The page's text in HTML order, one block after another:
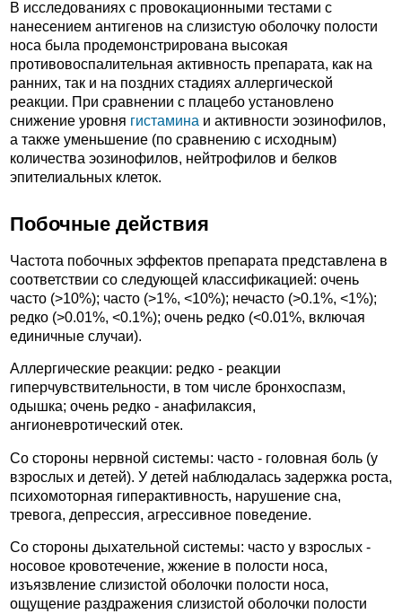
В исследованиях с провокационными тестами с
нанесением антигенов на слизистую оболочку полости
носа была продемонстрирована высокая
противовоспалительная активность препарата, как на
ранних, так и на поздних стадиях аллергической
реакции. При сравнении с плацебо установлено
снижение уровня гистамина и активности эозинофилов,
а также уменьшение (по сравнению с исходным)
количества эозинофилов, нейтрофилов и белков
эпителиальных клеток.
Побочные действия
Частота побочных эффектов препарата представлена в
соответствии со следующей классификацией: очень
часто (>10%); часто (>1%, <10%); нечасто (>0.1%, <1%);
редко (>0.01%, <0.1%); очень редко (<0.01%, включая
единичные случаи).
Аллергические реакции: редко - реакции
гиперчувствительности, в том числе бронхоспазм,
одышка; очень редко - анафилаксия,
ангионевротический отек.
Со стороны нервной системы: часто - головная боль (у
взрослых и детей). У детей наблюдалась задержка роста,
психомоторная гиперактивность, нарушение сна,
тревога, депрессия, агрессивное поведение.
Со стороны дыхательной системы: часто у взрослых -
носовое кровотечение, жжение в полости носа,
изъязвление слизистой оболочки полости носа,
ощущение раздражения слизистой оболочки полости